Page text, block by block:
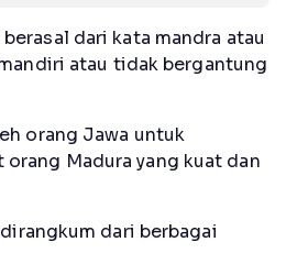
dari kata mandra atau
atau tidak bergantung
orang Jawa untuk
Madura yang kuat dan
dari berbagai